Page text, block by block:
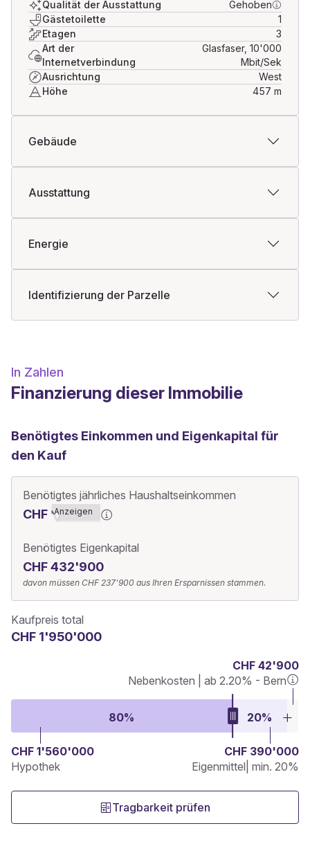
Einzimmerwohnung mit separatem Eingang realisieren.
Die Anschlüsse für eine Küche sind bereits vorhanden,
was diese Fläche ideal für Gäste, erwachsene Kinder
oder zur Vermietung macht.
Dank der Zonierung in Wohn- und Gewerbezone besteht
zudem die Option, Wohnen und eine ruhige gewerbliche
Qualität der Ausstattung
Gehoben
Gästetoilette
1
Etagen
3
Art der
Internetverbindung
Glasfaser, 10'000
Mbit/Sek
Ausrichtung
West
Höhe
457 m
Gebäude
Ausstattung
Energie
Identifizierung der Parzelle
In Zahlen
Finanzierung dieser Immobilie
Benötigtes Einkommen und Eigenkapital für
den Kauf
Benötigtes jährliches Haushaltseinkommen
CHF ******0
Anzeigen
Benötigtes Eigenkapital
CHF 432'900
davon müssen CHF 237'900 aus Ihren Ersparnissen stammen.
Kaufpreis total
CHF 1'950'000
CHF 42'900
Nebenkosten | ab 2.20% - Bern
80% 20%
CHF 1'560'000
Hypothek
CHF 390'000
Eigenmittel | min. 20%
Tragbarkeit prüfen